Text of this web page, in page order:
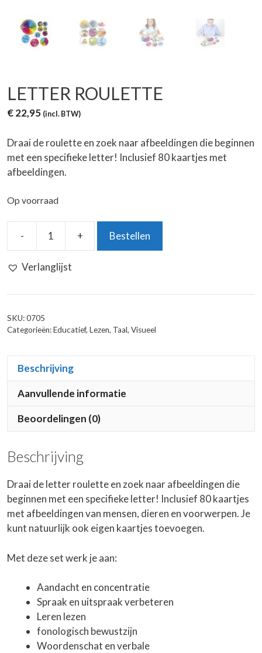
LETTER ROULETTE
€22,95 (incl. BTW)
Draai de roulette en zoek naar afbeeldingen die beginnen
met een specifieke letter! Inclusief 80 kaartjes met
afbeeldingen.
Op voorraad
-
Letter
+ Bestellen
Verlanglijst
SKU:0705
Categorieën:Educatief, Lezen, Taal, Visueel
Beschrijving
Aanvullende informatie
Beoordelingen (0)
Beschrijving
Draai de letter roulette en zoek naar afbeeldingen die
beginnen met een specifieke letter! Inclusief 80 kaartjes
met afbeeldingen van mensen, dieren en voorwerpen. Je
kunt natuurlijk ook eigen kaartjes toevoegen.
Met deze set werk je aan:
Aandacht en concentratie
Spraak en uitspraak verbeteren
Leren lezen
fonologisch bewustzijn
Woordenschat en verbale